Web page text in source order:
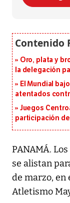
Oro, plata y
la delegación
El Mundial
atentados
Juegos
participación
PANAMÁ.
se alistan
de marzo, en
Atletismo